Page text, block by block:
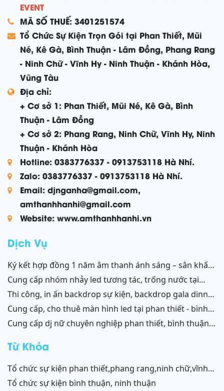
EVENT
MÃ SỐ THUẾ: 3401251574
Tổ Chức Sự Kiện Trọn Gói tại Phan Thiết, Mũi
Né, Kê Gà, Bình Thuận - Lâm Đồng, Phang Rang
- Ninh Chữ - Vĩnh Hy - Ninh Thuận - Khánh Hòa,
Vũng Tàu
Địa chỉ:
+ Cơ sở 1: Phan Thiết, Mũi Né, Kê Gà, Bình
Thuận - Lâm Đồng
+ Cơ sở 2: Phang Rang, Ninh Chữ, Vĩnh Hy, Ninh
Thuận - Khánh Hòa
Hotline: 0383776337 - 0913753118 Hà Nhí.
Zalo: 0383776337 - 0913753118 Hà Nhí.
Email: djnganha@gmail.com,
amthanhhanhi@gmail.com
Website: www.amthanhhanhi.vn
Dịch Vụ
ký kết hợp đồng 1 năm âm thanh ánh sáng – sân khấu
resort mũi né, tiến thành, kê gà, phan thiết, ninh thuận
cung cấp nhóm nhảy led tương tác, trống nước tại
ninh thuận – bình thuận
thi công, in ấn backdrop sự kiện, backdrop gala dinner,
backdrop team building, backdrop cánh gà, chữ nổi
3d, chữ nổi từ formex, chữ nổi hộp đèn led và ốp alu
phan thiết, bình thuận - ninh thuận - ninh chữ - phan
cung cấp, cho thuê màn hình led tại phan thiết - bình
thuận, ninh thuận - ninh chữ - phang rang
cung cấp dj nữ chuyên nghiệp phan thiết, bình thuận;
Từ Khóa
tổ chức sự kiện phan thiết,phang rang,ninh chữ,vĩnh
hy,cam ranh
tổ chức sự kiện bình thuận, ninh thuận